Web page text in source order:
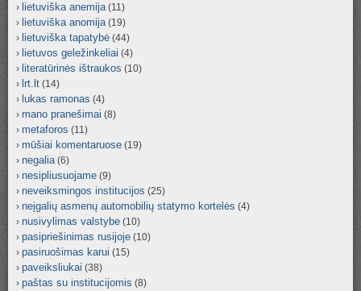
lietuviška anemija(11)
lietuviška anomija(19)
lietuviška tapatybė (44)
lietuvos geležinkeliai (4)
literatūrinės ištraukos (10)
lrt.lt (14)
lukas ramonas (4)
mano pranešimai (8)
metaforos (11)
mūšiai komentaruose (19)
negalia(6)
nesipliusuojame (9)
neveiksmingos institucijos (25)
neįgalių asmenų automobilių statymo kortelės (4)
nusivylimas valstybe (10)
pasipriešinimas rusijoje (10)
pasiruošimas karui (15)
paveiksliukai (38)
paštas su institucijomis (8)